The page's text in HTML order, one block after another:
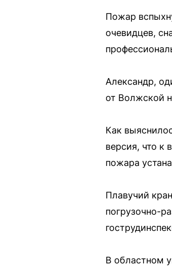
Пожар
очевидцев,
Александр,
от Волжской
Как
версия, что к
пожара
Плавучий
погрузочно-
В областном